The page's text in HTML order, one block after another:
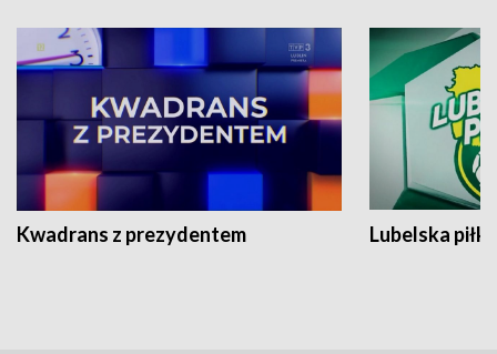
Kwadrans z prezydentem Lubelska piłka